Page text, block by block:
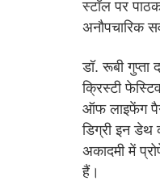
स्टॉल पर
अनौपचारिक
डॉ. रूबी गुप्ता
क्रिस्टी
ऑफ लाइफेंग
डिग्री इन डेथ
अकादमी में
हैं।